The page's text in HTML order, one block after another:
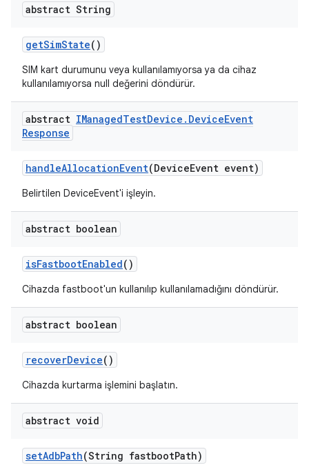
abstract String
getSimState()
SIM kart durumunu veya kullanılamıyorsa ya da cihaz
kullanılamıyorsa null değerini döndürür.
abstract IManagedTestDevice . DeviceEvent
Response
handleAllocationEvent(DeviceEvent event)
Belirtilen DeviceEvent'i işleyin.
abstract boolean
isFastbootEnabled()
Cihazda fastboot'un kullanılıp kullanılamadığını döndürür.
abstract boolean
recoverDevice()
Cihazda kurtarma işlemini başlatın.
abstract void
setAdbPath(String fastbootPath)